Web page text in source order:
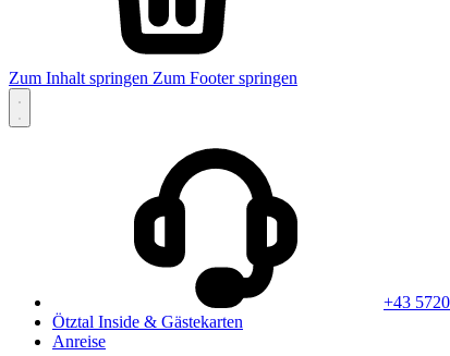
Zum Inhalt springen Zum Footer springen
+43
Ötztal Inside & Gästekarten
Anreise